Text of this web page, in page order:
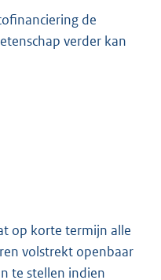
de
verder kan
op korte termijn alle
volstrekt openbaar
te stellen indien